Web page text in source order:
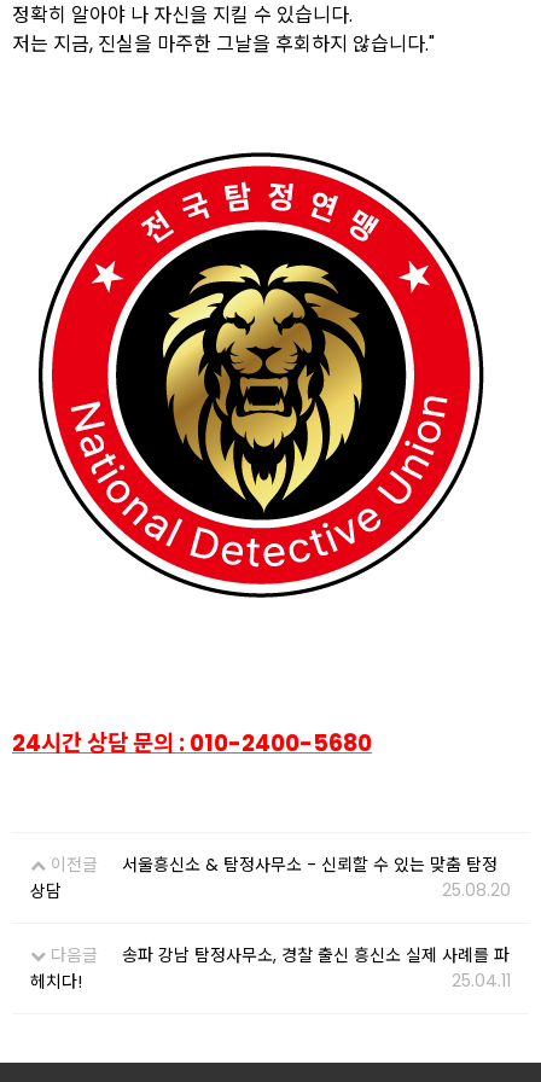
정확히 알아야 나 자신을 지킬 수 있습니다.
저는 지금, 진실을 마주한 그날을 후회하지 않습니다."
24시간 상담 문의 : 010-2400-5680
이전글
서울흥신소 & 탐정사무소 - 신뢰할 수 있는 맞춤 탐정
상담
25.08.20
다음글
송파 강남 탐정사무소, 경찰 출신 흥신소 실제 사례를 파
헤치다!
25.04.11